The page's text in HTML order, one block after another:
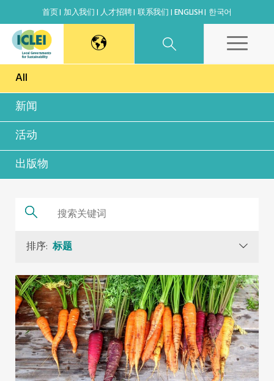
首页 加入我们 人才招聘 联系我们 ENGLISH 한국어
东亚秘书处
韩国办公室
日本办公室
北京代表处
高雄能力建设中心
全球秘书处
非洲秘书处
欧洲秘书处
加拿大办公室
All
新闻
活动
出版物
排序: 标题